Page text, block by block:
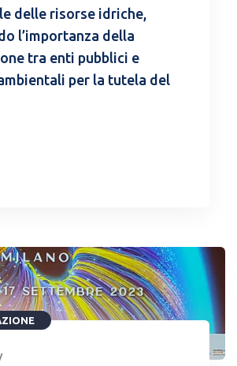
delle risorse idriche,
l’importanza della
tra enti pubblici e
per la tutela del